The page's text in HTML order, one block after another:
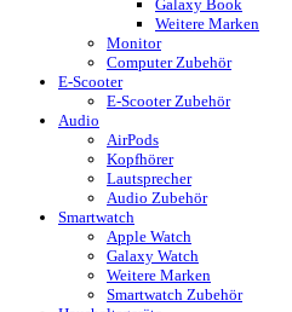
Galaxy Book
Weitere Marken
Monitor
Computer Zubehör
E-Scooter
E-Scooter Zubehör
Audio
AirPods
Kopfhörer
Lautsprecher
Audio Zubehör
Smartwatch
Apple Watch
Galaxy Watch
Weitere Marken
Smartwatch Zubehör